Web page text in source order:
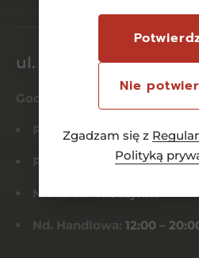
Nie
Zgadzam się z
Polityką
ul. Dworcowa 26/6
Godziny otwarcia
Pn-Czw: 8:00 – 21:00
Pt-Sob: 8:00 – 22:00
Niedziela:Nieczynne
Nd. Handlowa: 12:00 –